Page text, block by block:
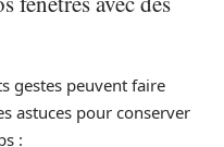
gestes peuvent faire
astuces pour conserver
: